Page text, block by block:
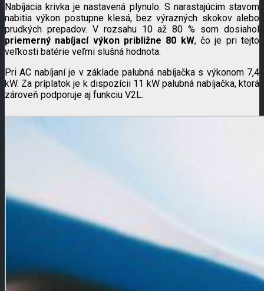
Nabíjacia krivka je nastavená plynulo. S narastajúcim stavom
nabitia výkon postupne klesá, bez výrazných skokov alebo
prudkých prepadov. V rozsahu 10 až 80 % som dosiahol
priemerný nabíjací výkon približne 80 kW, čo je pri tejto
veľkosti batérie veľmi slušná hodnota.
Pri AC nabíjaní je v základe palubná nabíjačka s výkonom 7,4
kW. Za príplatok je k dispozícii 11 kW palubná nabíjačka, ktorá
zároveň podporuje aj funkciu V2L.